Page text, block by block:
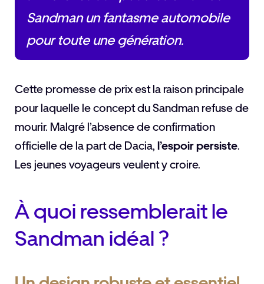
Sandman un fantasme automobile
pour toute une génération.
Cette promesse de prix est la raison principale
pour laquelle le concept du Sandman refuse de
mourir. Malgré l’absence de confirmation
officielle de la part de Dacia, l’espoir persiste.
Les jeunes voyageurs veulent y croire.
À quoi ressemblerait le
Sandman idéal ?